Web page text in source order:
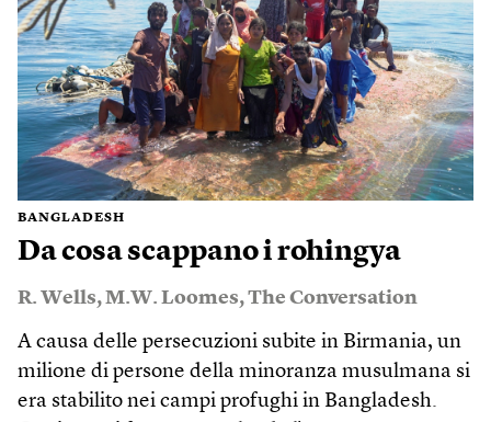
BANGLADESH
Da cosa scappano i rohingya
R. Wells,M.W. Loomes,The Conversation
A causa delle persecuzioni subite in Birmania, un
milione di persone della minoranza musulmana si
era stabilito nei campi profughi in Bangladesh.